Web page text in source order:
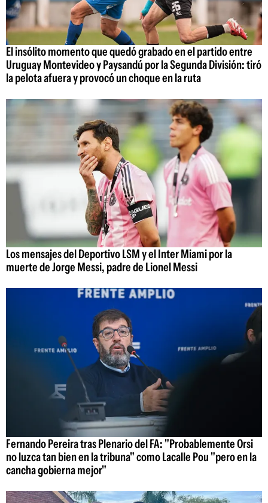
El insólito momento que quedó grabado en el partido entre
Uruguay Montevideo y Paysandú por la Segunda División: tiró
la pelota afuera y provocó un choque en la ruta
Los mensajes del Deportivo LSM y el Inter Miami por la
muerte de Jorge Messi, padre de Lionel Messi
Fernando Pereira tras Plenario del FA: "Probablemente Orsi
no luzca tan bien en la tribuna" como Lacalle Pou "pero en la
cancha gobierna mejor"